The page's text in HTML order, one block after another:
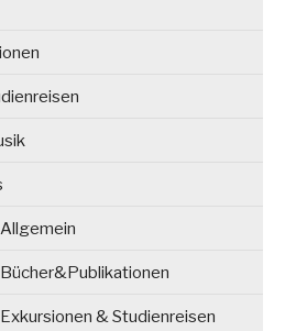
& Studienreisen